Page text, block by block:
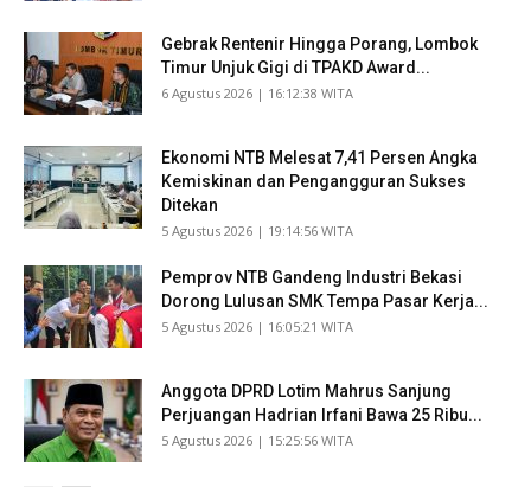
Gebrak Rentenir Hingga Porang, Lombok
Timur Unjuk Gigi di TPAKD Award...
​6 Agustus 2026 | 16:12:38 WITA
Ekonomi NTB Melesat 7,41 Persen Angka
Kemiskinan dan Pengangguran Sukses
Ditekan
​5 Agustus 2026 | 19:14:56 WITA
Pemprov NTB Gandeng Industri Bekasi
Dorong Lulusan SMK Tempa Pasar Kerja...
​5 Agustus 2026 | 16:05:21 WITA
Anggota DPRD Lotim Mahrus Sanjung
Perjuangan Hadrian Irfani Bawa 25 Ribu...
​5 Agustus 2026 | 15:25:56 WITA